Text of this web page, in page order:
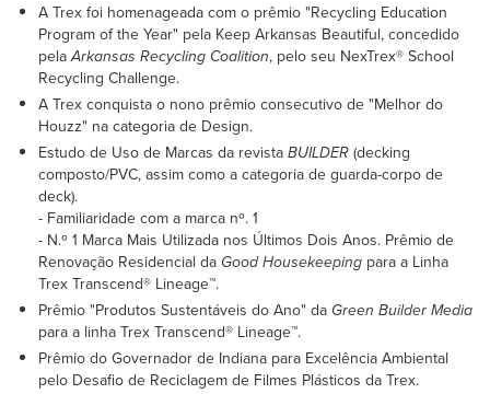
A Trex foi homenageada com o prêmio "Recycling Education
Program of the Year" pela Keep Arkansas Beautiful, concedido
pelaArkansas Recycling Coalition, pelo seu NexTrex® School
Recycling Challenge.
A Trex conquista o nono prêmio consecutivo de "Melhor do
Houzz" na categoria de Design.
Estudo de Uso de Marcas da revistaBUILDER(decking
composto/PVC, assim como a categoria de guarda-corpo de
deck).
- Familiaridade com a marca nº. 1
- N.º 1 Marca Mais Utilizada nos Últimos Dois Anos. Prêmio de
Renovação Residencial da Good Housekeeping para a Linha
Trex Transcend® Lineage™.
Prêmio "Produtos Sustentáveis do Ano" da Green Builder Media
para a linha Trex Transcend® Lineage™.
Prêmio do Governador de Indiana para Excelência Ambiental
pelo Desafio de Reciclagem de Filmes Plásticos da Trex.